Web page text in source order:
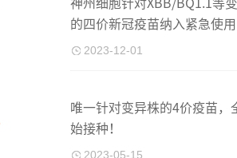
神州细胞针对XBB/BQ1.1等
的四价新冠疫苗纳入紧急使用
2023-12-01
唯一针对变异株的4价疫苗，
始接种！
2023-05-15